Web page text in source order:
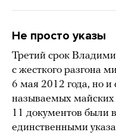
Не просто указы
Третий срок
с жесткого разгона
6 мая 2012 года, но и
называемых майских
11 документов были
единственными